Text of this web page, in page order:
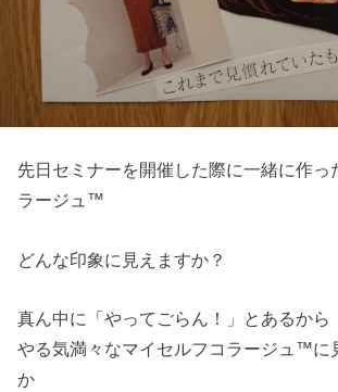
先日セミナーを開催した際に一緒に作っ
ラージュ™
どんな印象に見えますか？
真ん中に「やってごらん！」とあるから
やる気満々なマイセルフコラージュ™に
か